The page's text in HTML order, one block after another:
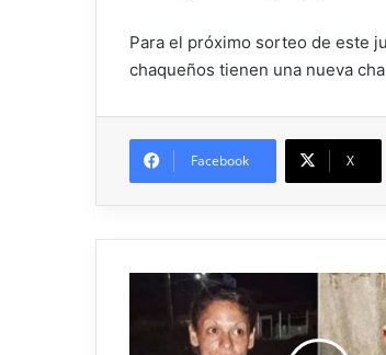
Para el próximo sorteo de este
chaqueños tienen una nueva
Facebook X